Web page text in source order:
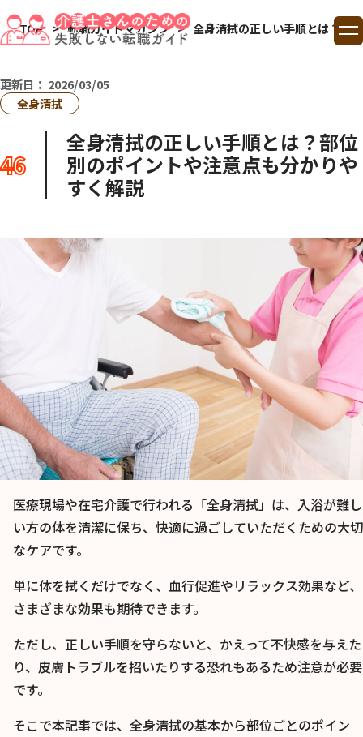
コラム
TOP 転職ガイドマガジン 全身清拭の正しい手順とは？部
全身清拭
更新日： 2026/03/05
46
全身清拭の正しい手順とは？部位
別のポイントや注意点も分かりや
すく解説
医療現場や在宅介護で行われる「全身清拭」は、入浴が難し
い方の体を清潔に保ち、快適に過ごしていただくための大切
なケアです。
単に体を拭くだけでなく、血行促進やリラックス効果など、
さまざまな効果も期待できます。
ただし、正しい手順を守らないと、かえって不快感を与えた
り、皮膚トラブルを招いたりする恐れもあるため注意が必要
です。
そこで本記事では、全身清拭の基本から部位ごとのポイン